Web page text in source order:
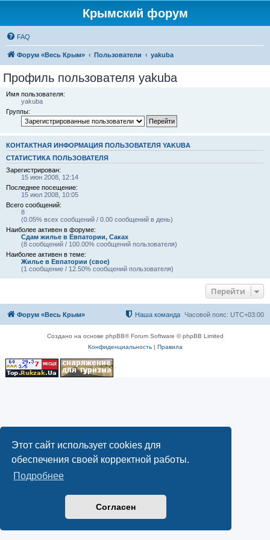
Этот сайт использует cookies для
обеспечения своей корректной работы.
Подробнее
Согласен
Крымский форум
FAQ
Форум «Весь Крым» Пользователи yakuba
Профиль пользователя yakuba
Имя пользователя:
yakuba
Группы:
КОНТАКТНАЯ ИНФОРМАЦИЯ ПОЛЬЗОВАТЕЛЯ YAKUBA
СТАТИСТИКА ПОЛЬЗОВАТЕЛЯ
Зарегистрирован:
15 июн 2008, 12:14
Последнее посещение:
15 июл 2008, 10:05
Всего сообщений:
8
(0.05% всех сообщений / 0.00 сообщений в день)
Наиболее активен в форуме:
Сдам жилье в Евпатории, Саках
(8 сообщений / 100.00% сообщений пользователя)
Наиболее активен в теме:
Жилье в Евпатории (свое)
(1 сообщение / 12.50% сообщений пользователя)
Перейти
Форум «Весь Крым» Часовой пояс: UTC+03:00
Наша команда
Создано на основе phpBB® Forum Software © phpBB Limited
Конфиденциальность| Правила